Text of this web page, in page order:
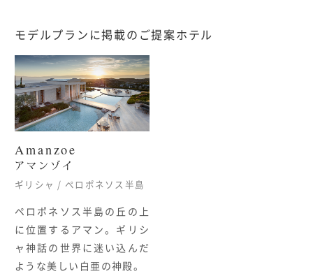
モデルプランに掲載のご提案ホテル
Amanzoe
アマンゾイ
ギリシャ / ペロポネソス半島
ペロポネソス半島の丘の上
に位置するアマン。ギリシ
ャ神話の世界に迷い込んだ
ような美しい白亜 の神殿。